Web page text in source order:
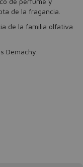
de la fragancia.
de la familia olfativa
Demachy.